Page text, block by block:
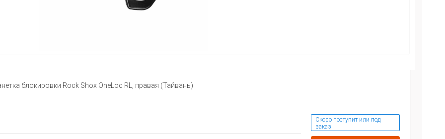
блокировки Rock Shox OneLoc RL, правая (Тайвань)
Скоро поступит или под
заказ